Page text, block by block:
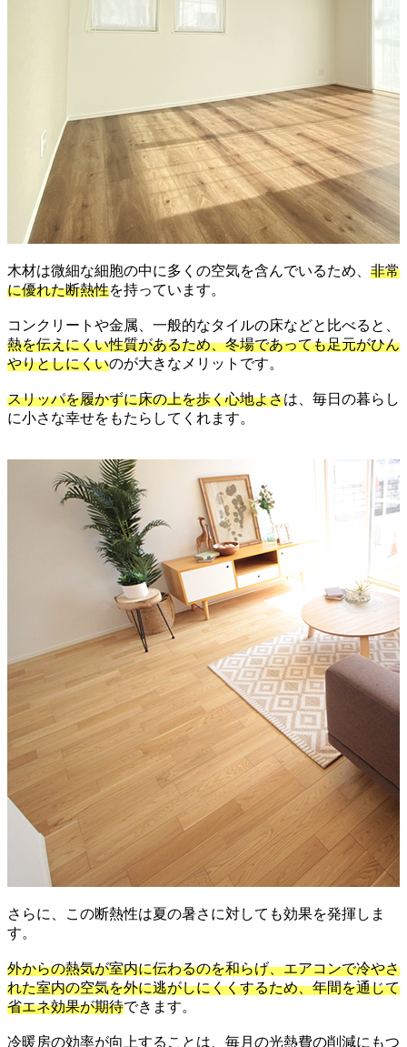
木材は微細な細胞の中に多くの空気を含んでいるため、 非常
に優れた断熱性を持っています。
コンクリートや金属、一般的なタイルの床などと比べると、
熱を伝えにくい性質があるため、冬場であっても足元がひん
やりとしにくいのが大きなメリットです。
スリッパを履かずに床の上を歩く心地よさは、毎日の暮らし
に小さな幸せをもたらしてくれます。
さらに、この断熱性は夏の暑さに対しても効果を発揮しま
す。
外からの熱気が室内に伝わるのを和らげ、エアコンで冷やさ
れた室内の空気を外に逃がしにくくするため、年間を通じて
省エネ効果が期待できます。
冷暖房の効率が向上することは、毎月の光熱費の削減にもつ